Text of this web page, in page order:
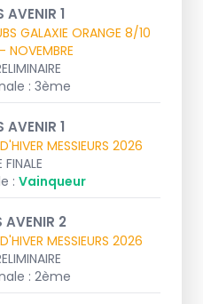
AVENIR 1
GALAXIE ORANGE 8/10
NOVEMBRE
: 3ème
AVENIR 1
MESSIEURS 2026
FINALE
: Vainqueur
AVENIR 2
MESSIEURS 2026
: 2ème